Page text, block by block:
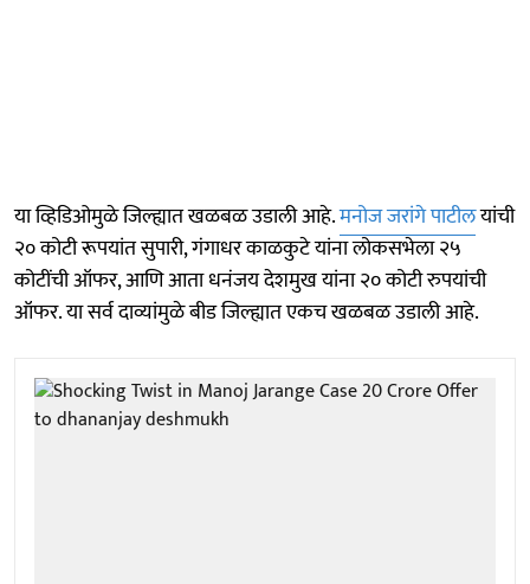
या व्हिडिओमुळे जिल्ह्यात खळबळ उडाली आहे.मनोज जरांगे पाटीलयांची
२० कोटी रूपयांत सुपारी, गंगाधर काळकुटे यांना लोकसभेला २५
कोटींची ऑफर, आणि आता धनंजय देशमुख यांना २० कोटी रुपयांची
ऑफर. या सर्व दाव्यांमुळे बीड जिल्ह्यात एकच खळबळ उडाली आहे.